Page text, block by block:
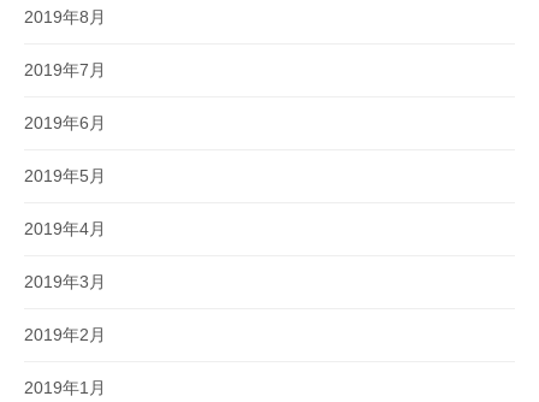
2019年8月
2019年7月
2019年6月
2019年5月
2019年4月
2019年3月
2019年2月
2019年1月